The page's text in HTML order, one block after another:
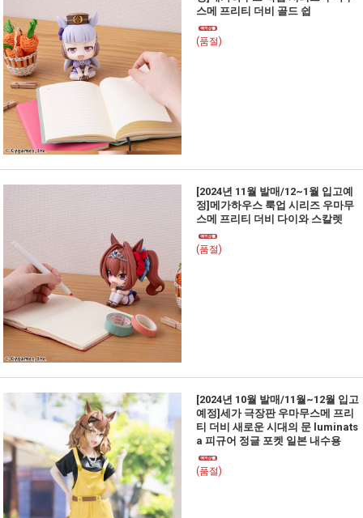
스메 프리티 더비 골드 쉽
(품절)
[2024년 11월 발매/12~1월 입고예
정]메가하우스 룩업 시리즈 우마무
스메 프리티 더비 다이와 스칼렛
(품절)
[2024년 10월 발매/11월~12월 입고
예정]세가 극장판 우마무스메 프리
티 더비 새로운 시대의 문 luminats
a 피규어 정글 포켓 일본 내수용
(품절)